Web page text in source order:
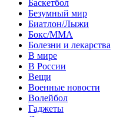
Баскетбол
Безумный мир
Биатлон/Лыжи
Бокс/MMA
Болезни и лекарства
В мире
В России
Вещи
Военные новости
Волейбол
Гаджеты